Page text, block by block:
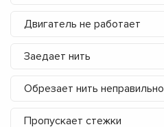
Двигатель не работает
Заедает нить
Обрезает нить неправильно
Пропускает стежки